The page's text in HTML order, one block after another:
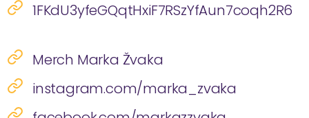
1FKdU3yfeGQqtHxiF7RSzYfAun7coqh2R6
Merch Marka Žvaka
instagram.com/marka_zvaka